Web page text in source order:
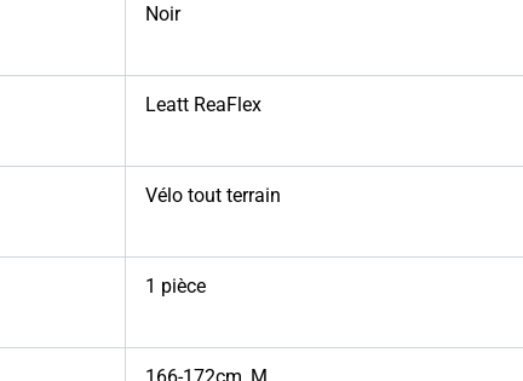
Noir
Leatt ReaFlex
Vélo tout terrain
1 pièce
166-172cm, M